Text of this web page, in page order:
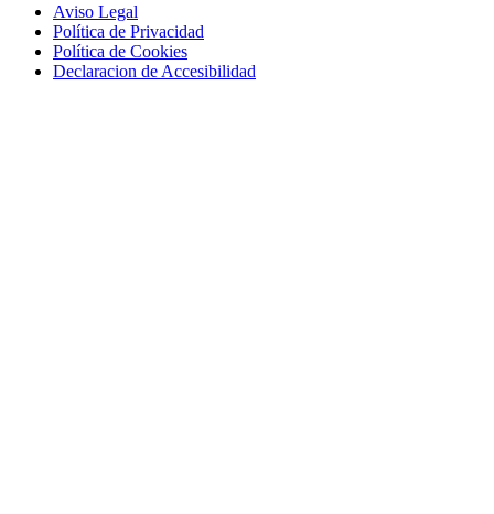
Aviso Legal
Política de Privacidad
Política de Cookies
Declaracion de Accesibilidad